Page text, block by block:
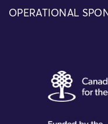
OPERATIONAL